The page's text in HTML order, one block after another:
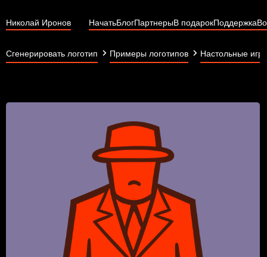
Николай Иронов НачатьБлогПартнерыВ подарокПоддержка
Сгенерировать логотип Примеры логотипов Настольные